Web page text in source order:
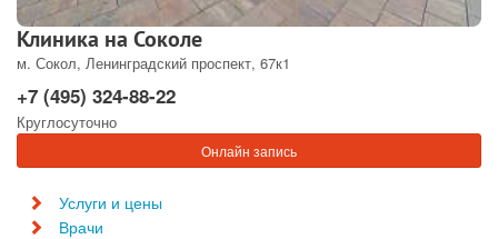
Клиника на Соколе
м. Сокол, Ленинградский проспект, 67к1
+7 (495) 324-88-22
Круглосуточно
Онлайн запись
Услуги и цены
Врачи